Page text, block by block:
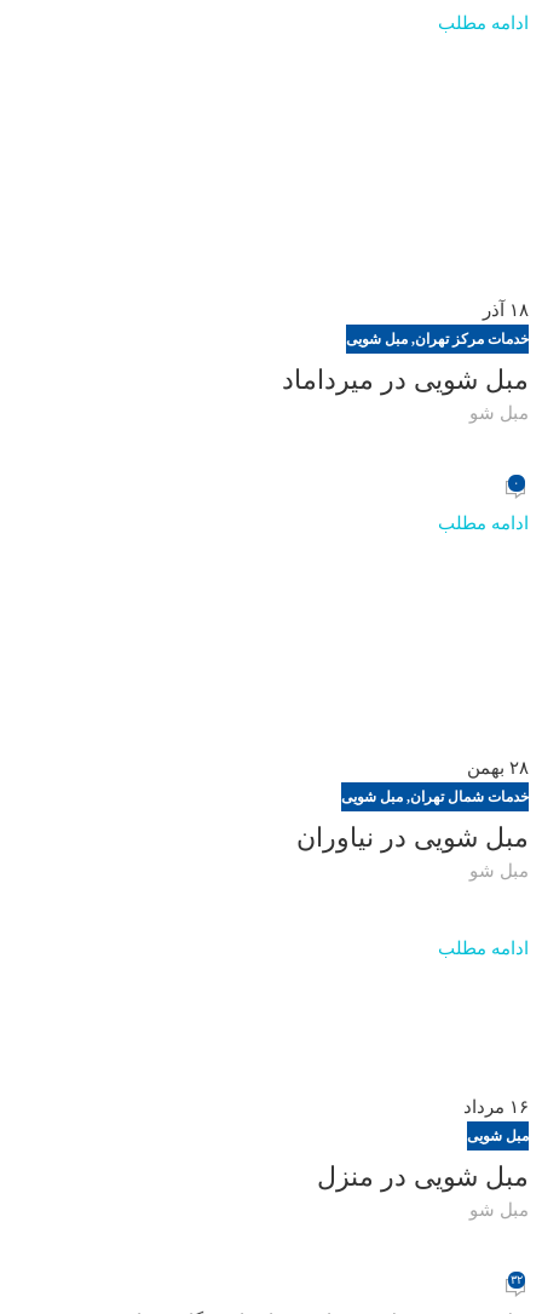
ادامه مطلب
۱۸ آذر
خدمات مرکز تهران,مبل شویی
مبل شویی در میرداماد
مبل شو
۰
ادامه مطلب
۲۸ بهمن
خدمات شمال تهران,مبل شویی
مبل شویی در نیاوران
مبل شو
ادامه مطلب
۱۶ مرداد
مبل شویی
مبل شویی در منزل
مبل شو
۳۲